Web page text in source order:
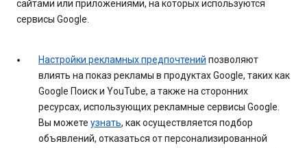
сайтами или приложениями, на которых используются
сервисы Google.
Настройки рекламных предпочтений позволяют
влиять на показ рекламы в продуктах Google, таких как
Google Поиск и YouTube, а также на сторонних
ресурсах, использующих рекламные сервисы Google.
Вы можете узнать, как осуществляется подбор
объявлений, отказаться от персонализированной